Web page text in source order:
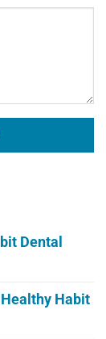
Dental
Habit